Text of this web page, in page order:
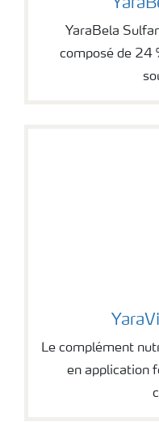
YaraBela
composé de 24
Le complément
en application